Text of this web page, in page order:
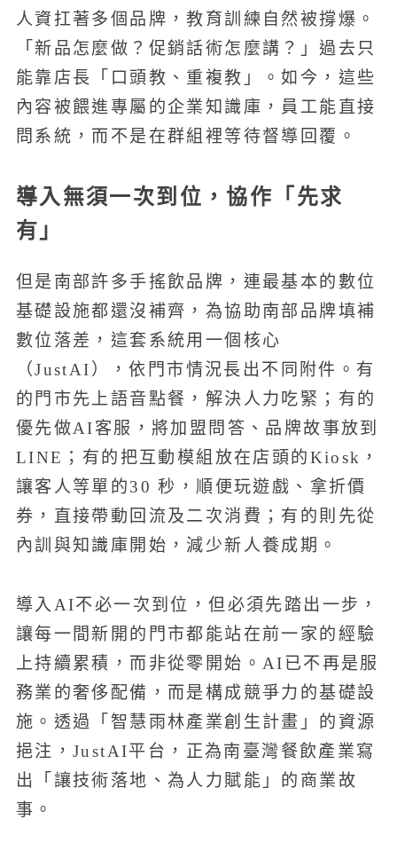
人資扛著多個品牌，教育訓練自然被撐爆。
「新品怎麼做？促銷話術怎麼講？」過去只
能靠店長「口頭教、重複教」。如今，這些
內容被餵進專屬的企業知識庫，員工能直接
問系統，而不是在群組裡等待督導回覆。
導入無須一次到位，協作「先求
有」
但是南部許多手搖飲品牌，連最基本的數位
基礎設施都還沒補齊，為協助南部品牌填補
數位落差，這套系統用一個核心
（JustAI），依門市情況長出不同附件。有
的門市先上語音點餐，解決人力吃緊；有的
優先做AI客服，將加盟問答、品牌故事放到
LINE；有的把互動模組放在店頭的Kiosk，
讓客人等單的30 秒，順便玩遊戲、拿折價
券，直接帶動回流及二次消費；有的則先從
內訓與知識庫開始，減少新人養成期。
導入AI不必一次到位，但必須先踏出一步，
讓每一間新開的門市都能站在前一家的經驗
上持續累積，而非從零開始。AI已不再是服
務業的奢侈配備，而是構成競爭力的基礎設
施。透過「智慧雨林產業創生計畫」的資源
挹注，JustAI平台，正為南臺灣餐飲產業寫
出「讓技術落地、為人力賦能」的商業故
事。